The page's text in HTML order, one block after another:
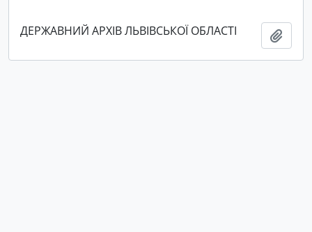
ДЕРЖАВНИЙ АРХІВ ЛЬВІВСЬКОЇ ОБЛАСТІ